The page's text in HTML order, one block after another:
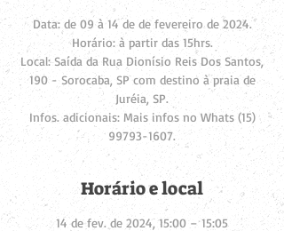
Data: de 09 à 14 de de fevereiro de 2024.
Horário: à partir das 15hrs.
Local: Saída da Rua Dionísio Reis Dos Santos,
190 - Sorocaba, SP com destino à praia de
Juréia, SP.
Infos. adicionais: Mais infos no Whats (15)
99793-1607.
Horário e local
14 de fev. de 2024, 15:00 – 15:05